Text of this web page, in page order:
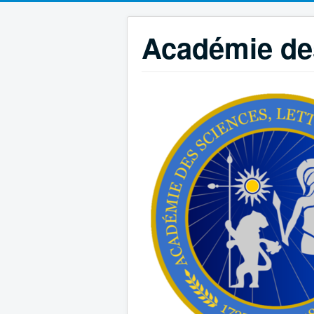
Académie